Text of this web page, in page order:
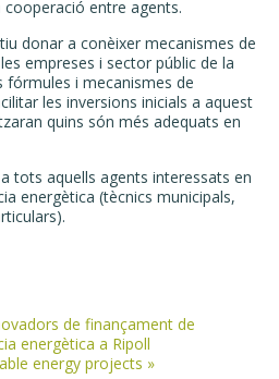
entre agents.
donar a conèixer mecanismes de
empreses i sector públic de la
fórmules i mecanismes de
les inversions inicials a aquest
quins són més adequats en
tots aquells agents interessats en
energètica (tècnics municipals,
de finançament de
energètica a Ripoll
energy projects »